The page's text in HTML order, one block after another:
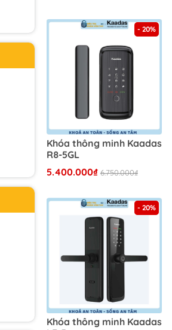
- 20%
Khóa thông minh Kaadas
R8-5GL
5.400.000₫ 6.750.000₫
- 20%
Khóa thông minh Kaadas